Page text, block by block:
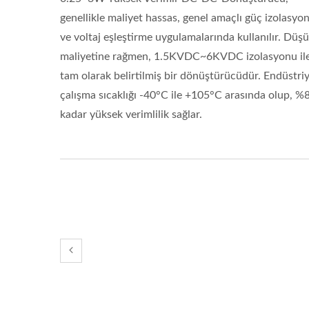
genellikle maliyet hassas, genel amaçlı güç
ve voltaj eşleştirme uygulamalarında kullanılır.
maliyetine rağmen, 1.5KVDC~6KVDC izolasyonu
tam olarak belirtilmiş bir dönüştürücüdür.
çalışma sıcaklığı -40°C ile +105°C arasında olup,
kadar yüksek verimlilik sağlar.